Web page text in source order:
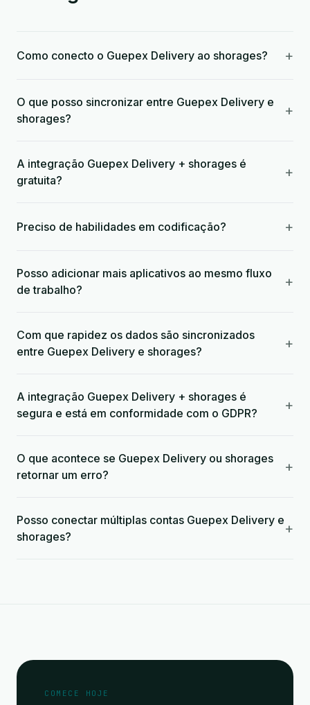
Como conecto o Guepex Delivery ao shorages? +
O que posso sincronizar entre Guepex Delivery e
shorages?
+
A integração Guepex Delivery + shorages é
gratuita?
+
Preciso de habilidades em codificação? +
Posso adicionar mais aplicativos ao mesmo fluxo
de trabalho?
+
Com que rapidez os dados são sincronizados
entre Guepex Delivery e shorages?
+
A integração Guepex Delivery + shorages é
segura e está em conformidade com o GDPR?
+
O que acontece se Guepex Delivery ou shorages
retornar um erro?
+
Posso conectar múltiplas contas Guepex Delivery e
shorages?
+
COMECE HOJE